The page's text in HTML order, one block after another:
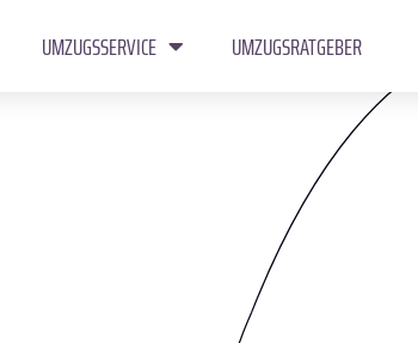
UMZUGSSERVICE UMZUGSRATGEBER